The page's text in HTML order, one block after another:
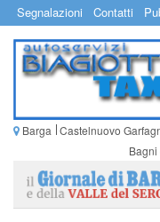
Segnalazioni Contatti
Barga Castelnuovo
Bagni